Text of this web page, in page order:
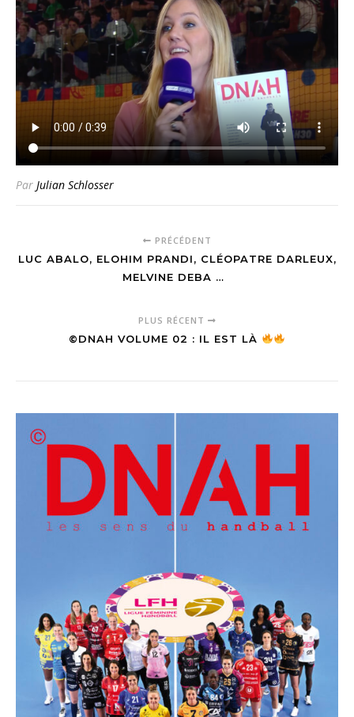
Par Julian Schlosser
PRÉCÉDENT
LUC ABALO, ELOHIM PRANDI, CLÉOPATRE DARLEUX,
MELVINE DEBA …
PLUS RÉCENT
©DNAH VOLUME 02 : IL EST LÀ